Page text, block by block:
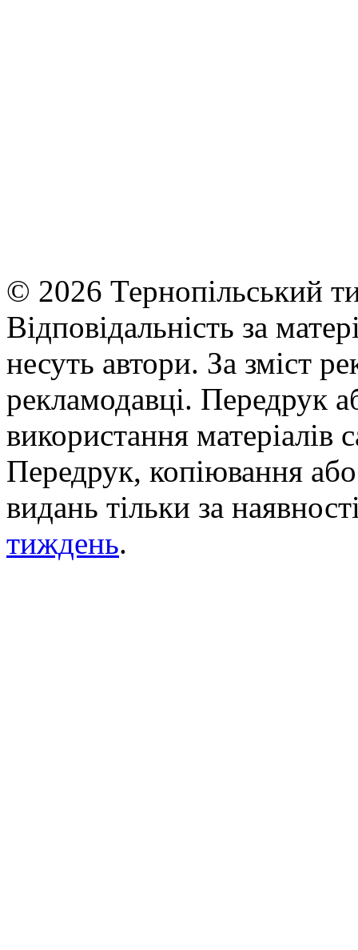
© 2026 Тернопільський
Відповідальність за
несуть автори. За зміст
рекламодавці. Передрук
використання матеріалів
Передрук, копіювання
видань тільки за
тиждень.